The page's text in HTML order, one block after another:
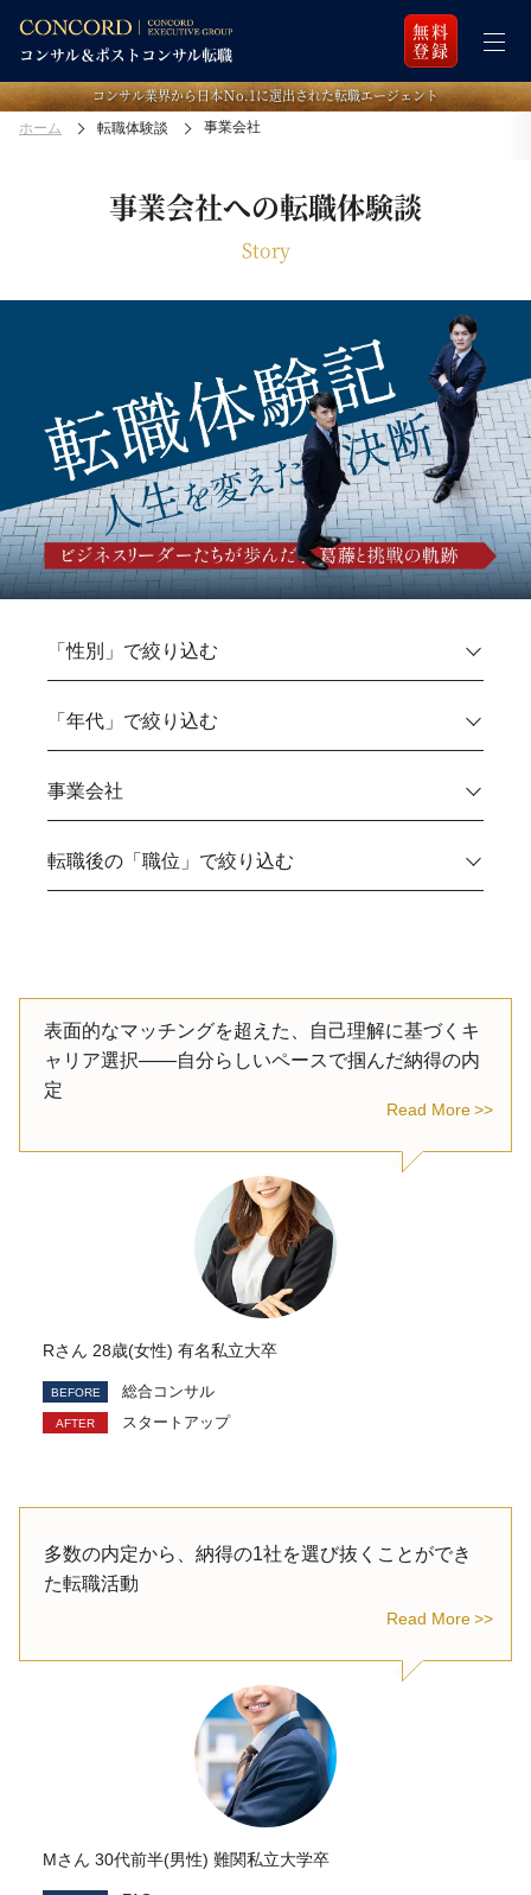
無料
登録
コンサル業界から日本Ｎo.1に選出された転職エージェント
ホーム 転職体験談 事業会社
事業会社への転職体験談
Story
表面的なマッチングを超えた、自己理解に基づくキ
ャリア選択――自分らしいペースで掴んだ納得の内
定
Read More
Rさん 28歳(女性) 有名私立大卒
総合コンサル
スタートアップ
多数の内定から、納得の1社を選び抜くことができ
た転職活動
Read More
Mさん 30代前半(男性) 難関私立大学卒